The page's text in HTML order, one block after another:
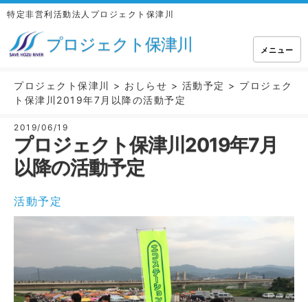
特定非営利活動法人プロジェクト保津川
プロジェクト保津川 メニュー
プロジェクト保津川 > おしらせ > 活動予定 > プロジェク
ト保津川2019年7月以降の活動予定
2019/06/19
プロジェクト保津川2019年7月
以降の活動予定
活動予定